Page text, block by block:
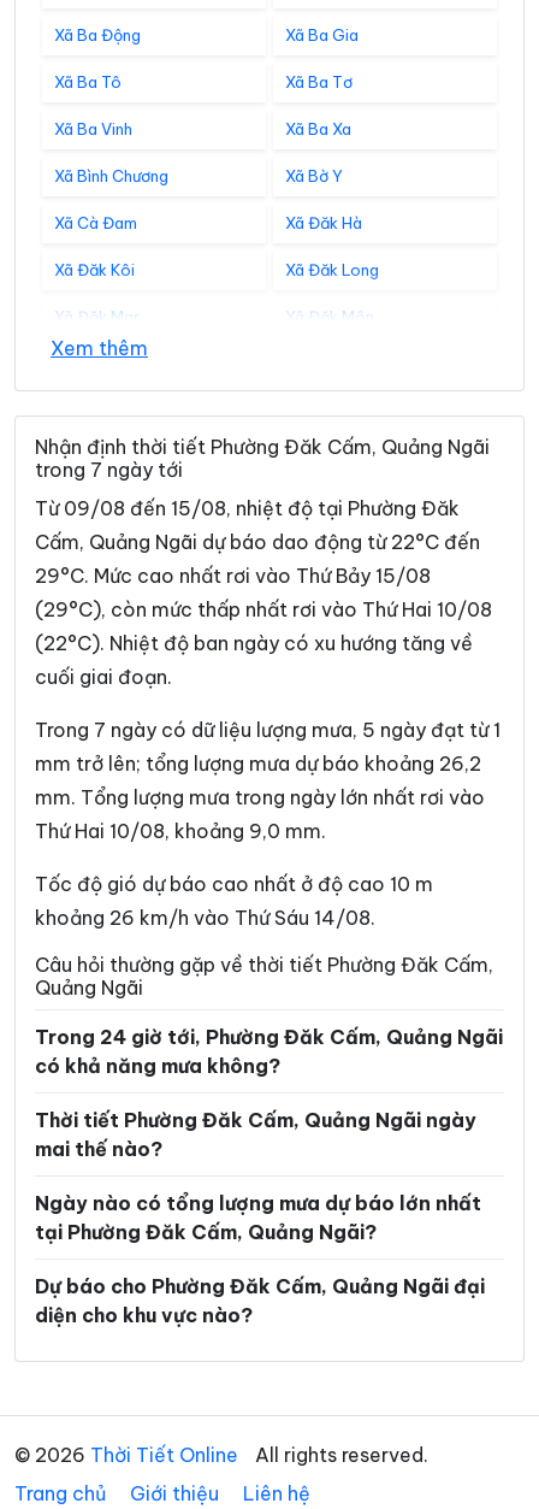
Xã Ba Động Xã Ba Gia
Xã Ba Tô Xã Ba Tơ
Xã Ba Vinh Xã Ba Xa
Xã Bình Chương Xã Bờ Y
Xã Cà Đam Xã Đăk Hà
Xã Đăk Kôi Xã Đăk Long
Xã Đăk Mar Xã Đăk Môn
Xã Đăk Pék
Xã Đăk Pxi Xã Đăk Rơ Wa
Xã Đăk Rve Xã Đăk Sao
Xã Đăk Tô Xã Đăk Tờ Kan
Xã Đăk Ui Xã Đặng Thùy Trâm
Xã Đình Cương Xã Đông Sơn
Xã Đông Trà Bồng Xã Dục Nông
Xã Ia Chim
Xã Ia Tơi Xã Khánh Cường
Xã Kon Braih Xã Kon Đào
Xã Kon Plông Xã Lân Phong
Xã Long Phụng Xã Măng Bút
Xã Măng Đen Xã Măng Ri
Xã Minh Long Xã Mỏ Cày
Xã Mô Rai
Xã Nghĩa Giang
Xã Ngọk Bay Xã Ngọk Réo
Xã Ngọk Tụ
Xã Phước Giang Xã Rờ Kơi
Xã Sa Bình Xã Sa Loong
Xã Sa Thầy
Xã Sơn Tây Xã Sơn Tây Hạ
Xã Sơn Tây Thượng Xã Sơn Tịnh
Xem thêm
Nhận định thời tiết Phường Đăk Cấm, Quảng Ngãi
trong 7 ngày tới
Từ 09/08 đến 15/08, nhiệt độ tại Phường Đăk
Cấm, Quảng Ngãi dự báo dao động từ 22°C đến
29°C. Mức cao nhất rơi vào Thứ Bảy 15/08
(29°C), còn mức thấp nhất rơi vào Thứ Hai 10/08
(22°C). Nhiệt độ ban ngày có xu hướng tăng về
cuối giai đoạn.
Trong 7 ngày có dữ liệu lượng mưa, 5 ngày đạt từ 1
mm trở lên; tổng lượng mưa dự báo khoảng 26,2
mm. Tổng lượng mưa trong ngày lớn nhất rơi vào
Thứ Hai 10/08, khoảng 9,0 mm.
Tốc độ gió dự báo cao nhất ở độ cao 10 m
khoảng 26 km/h vào Thứ Sáu 14/08.
Câu hỏi thường gặp về thời tiết Phường Đăk Cấm,
Quảng Ngãi
Trong 24 giờ tới, Phường Đăk Cấm, Quảng Ngãi
có khả năng mưa không?
Thời tiết Phường Đăk Cấm, Quảng Ngãi ngày
mai thế nào?
Ngày nào có tổng lượng mưa dự báo lớn nhất
tại Phường Đăk Cấm, Quảng Ngãi?
Dự báo cho Phường Đăk Cấm, Quảng Ngãi đại
diện cho khu vực nào?
© 2026 Thời Tiết Online
All rights reserved.
Trang chủ
Giới thiệu Liên hệ